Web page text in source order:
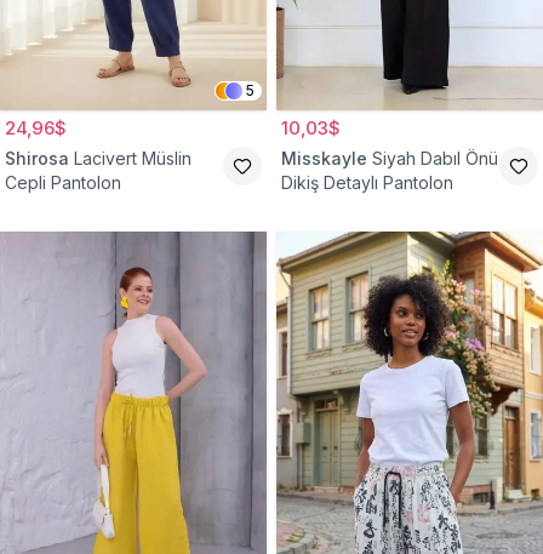
5
24,96$
Shirosa Lacivert Müslin
Cepli Pantolon
10,03$
Misskayle Siyah Dabıl Önü
Dikiş Detaylı Pantolon